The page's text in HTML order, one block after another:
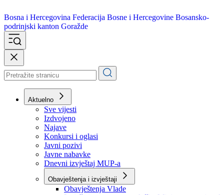
Bosna i Hercegovina
podrinjski kanton Goražde
Aktuelno
Sve vijesti
Izdvojeno
Najave
Konkursi i oglasi
Javni pozivi
Javne nabavke
Dnevni izvještaj MUP-a